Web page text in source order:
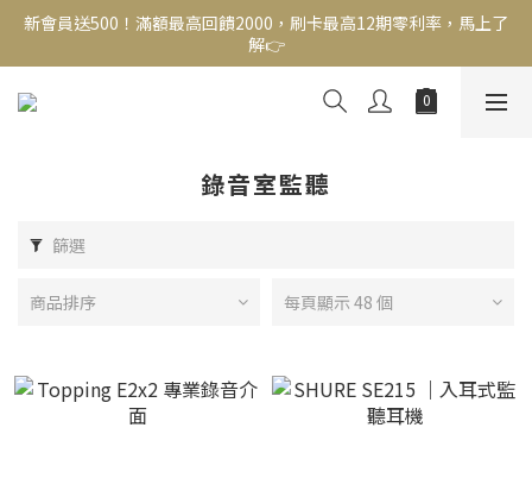
新會員送500！滿額最高回饋2000，刷卡最高12期零利率，馬上了
解👉
結帳頁選zingala銀角零卡分期，輕鬆打包
新會員送500！滿額最高回饋2000，刷卡最高12期零利率，馬上了
錄音室監聽
篩選
商品排序 每頁顯示 48 個